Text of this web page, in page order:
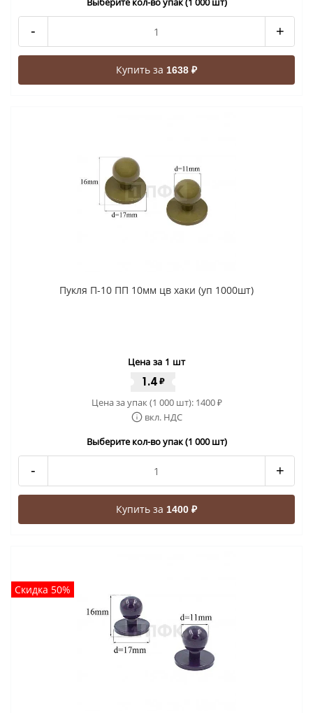
- +
Купить за 1638 ₽
Пукля П-10 ПП 10мм цв хаки (уп 1000шт)
Цена за 1 шт
1.4₽
Цена за упак (1 000 шт): 1400₽
вкл. НДС
Выберите кол-во упак (1 000 шт)
- +
Купить за 1400 ₽
Скидка 50%